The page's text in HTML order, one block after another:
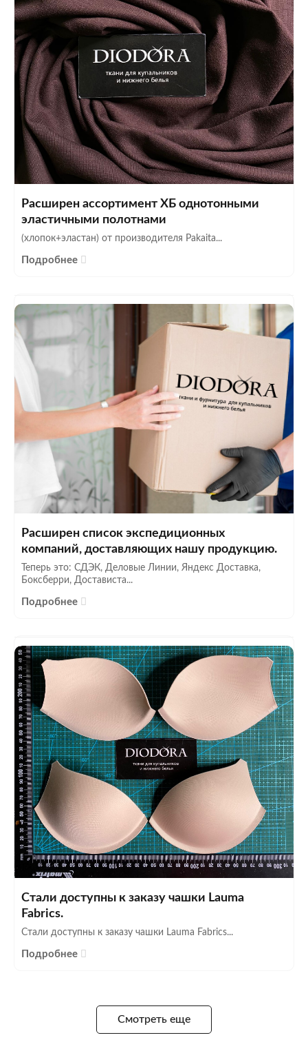
Расширен ассортимент ХБ однотонными
эластичными полотнами
(хлопок+эластан) от производителя Pakaita...
Подробнее
Расширен список экспедиционных
компаний, доставляющих нашу продукцию.
Теперь это: СДЭК, Деловые Линии, Яндекс Доставка,
Боксберри, Достависта...
Подробнее
Стали доступны к заказу чашки Lauma
Fabrics.
Стали доступны к заказу чашки Lauma Fabrics...
Подробнее
Смотреть еще